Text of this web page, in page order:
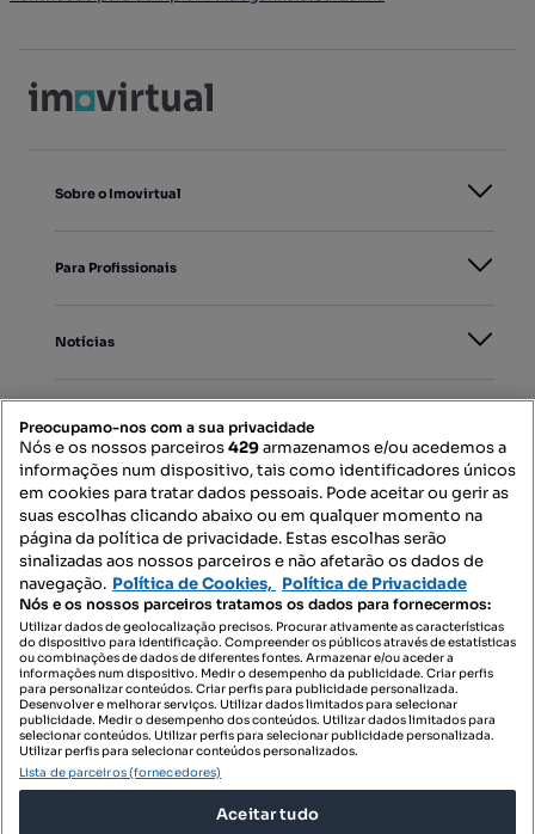
Sobre o Imovirtual
Para Profissionais
Notícias
Mapa do Site
Contacte-nos
SIGA-NOS:
DESCARREGAR NA:
Preocupamo-nos com a sua privacidade
Nós e os nossos parceiros429armazenamos e/ou acedemos a
informações num dispositivo, tais como identificadores únicos
em cookies para tratar dados pessoais. Pode aceitar ou gerir as
suas escolhas clicando abaixo ou em qualquer momento na
página da política de privacidade. Estas escolhas serão
sinalizadas aos nossos parceiros e não afetarão os dados de
navegação. Política de Cookies, Política de Privacidade
Nós e os nossos parceiros tratamos os dados para fornecermos:
Utilizar dados de geolocalização precisos. Procurar ativamente as características
do dispositivo para identificação. Compreender os públicos através de estatísticas
ou combinações de dados de diferentes fontes. Armazenar e/ou aceder a
informações num dispositivo. Medir o desempenho da publicidade. Criar perfis
para personalizar conteúdos. Criar perfis para publicidade personalizada.
Desenvolver e melhorar serviços. Utilizar dados limitados para selecionar
publicidade. Medir o desempenho dos conteúdos. Utilizar dados limitados para
selecionar conteúdos. Utilizar perfis para selecionar publicidade personalizada.
Utilizar perfis para selecionar conteúdos personalizados.
Lista de parceiros (fornecedores)
Aceitar tudo